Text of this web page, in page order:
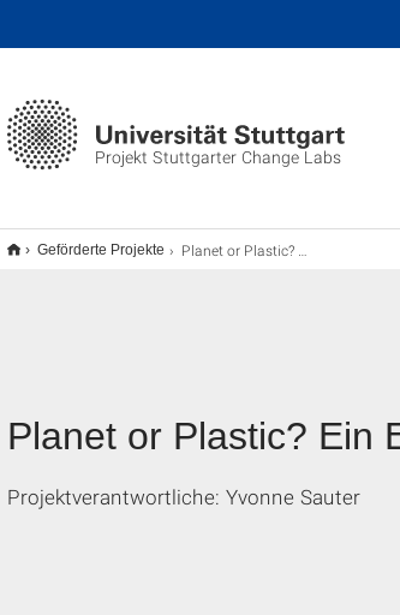
Projekt Stuttgarter Change Labs
Geförderte Projekte Planet or Plastic? – Ein Experiment
Planet or Plastic? Ein
Projektverantwortliche: Yvonne Sauter